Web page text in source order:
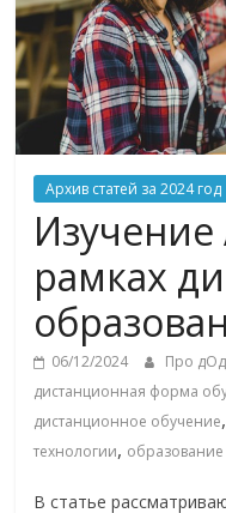
Архив статей за 2024 год
рамках
06/12/2024 Про дОд
дистанционная форма
дистанционное обучение,
технологии, образование
В статье